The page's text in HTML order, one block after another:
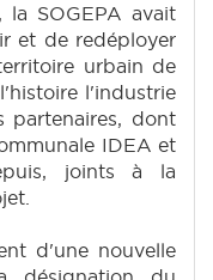
SOGEPA avait
et de redéployer
urbain de
l'industrie
partenaires, dont
IDEA et
joints à la
d'une nouvelle